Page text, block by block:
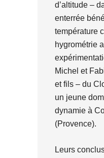
d’altitude –
enterrée
température
hygrométrie
Michel et
et fils – du
un jeune
dynamie à
(Provence).
Leurs